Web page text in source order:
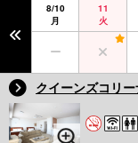
8/10
月
11
火
クイーンズコリ